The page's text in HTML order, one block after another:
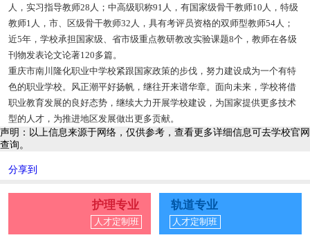
人，实习指导教师28人；中高级职称91人，有国家级骨干教师10人，特级
教师1人，市、区级骨干教师32人，具有考评员资格的双师型教师54人；
近5年，学校承担国家级、省市级重点教研教改实验课题8个，教师在各级
刊物发表论文论著120多篇。
重庆市南川隆化职业中学校紧跟国家政策的步伐，努力建设成为一个有特
色的职业学校。风正潮平好扬帆，继往开来谱华章。面向未来，学校将借
职业教育发展的良好态势，继续大力开展学校建设，为国家提供更多技术
型的人才，为推进地区发展做出更多贡献。
声明：以上信息来源于网络，仅供参考，查看更多详细信息可去学校官网
查询。
分享到
护理专业
人才定制班
轨道专业
人才定制班